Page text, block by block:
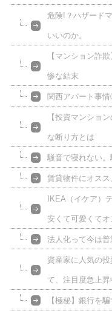
危険!？ハザード
いいのか。
【マンション詐
惨な結末
関西アパート事
【投資マンショ
な断り方とは
騒音で寝れない。
賃貸物件にオスス
IKEA（イケア）
安くて可愛くてオ
法人化って今は
資産家に人気の
て、注目度急上昇
【極秘】銀行を